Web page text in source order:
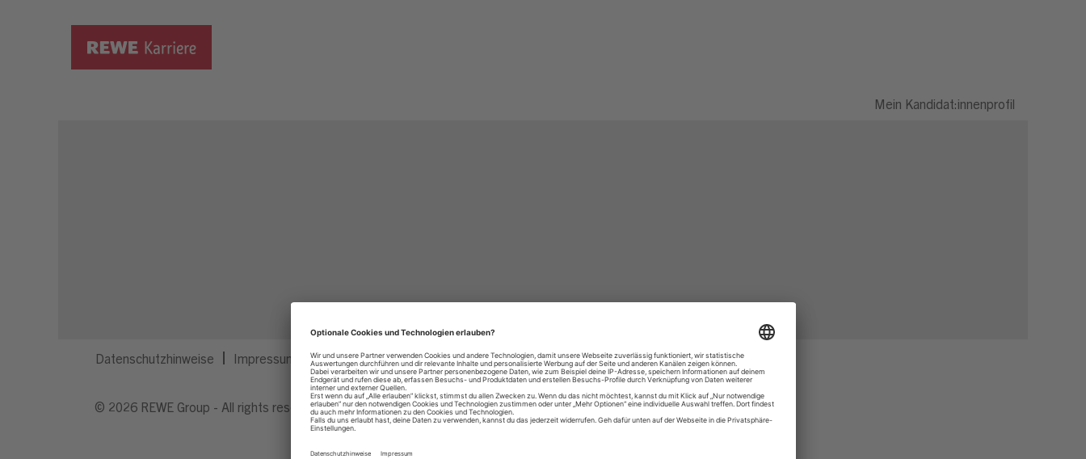
Mein Kandidat:innenprofil
Datenschutzhinweise Impressum Privatsphäre-Einstellungen
© 2026 REWE Group - All rights reserved